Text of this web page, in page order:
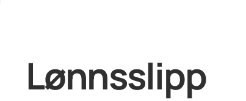
Lønnsslipp